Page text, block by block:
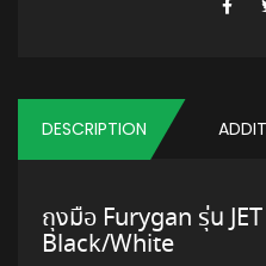
DESCRIPTION
ถุงมือ Furygan รุ่น
Black/White